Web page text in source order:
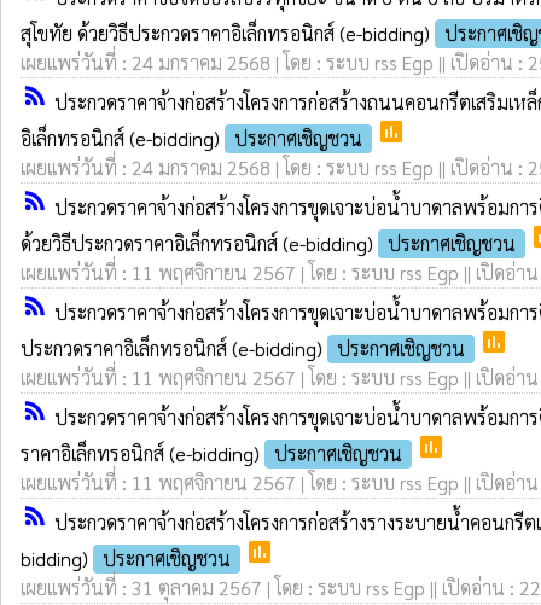
สุโขทัย ด้วยวิธีประกวดราคาอิเล็กทรอนิกส์ (e-bidding)
ประกาศเชิ
เผยแพร่วันที่ : 24 มกราคม 2568 | โดย : ระบบ rss Egp || เปิดอ่าน :
rss_feed ประกวดราคาจ้างก่อสร้างโครงการก่อสร้างถนนคอนกรีตเสริ
อิเล็กทรอนิกส์ (e-bidding)
ประกาศเชิญชวน poll
เผยแพร่วันที่ : 24 มกราคม 2568 | โดย : ระบบ rss Egp || เปิดอ่าน :
rss_feed ประกวดราคาจ้างก่อสร้างโครงการขุดเจาะบ่อน้ำบาดาลพร้อ
ด้วยวิธีประกวดราคาอิเล็กทรอนิกส์ (e-bidding)
ประกาศเชิญชวน
เผยแพร่วันที่ : 11 พฤศจิกายน 2567 | โดย : ระบบ rss Egp || เปิดอ่า
rss_feed ประกวดราคาจ้างก่อสร้างโครงการขุดเจาะบ่อน้ำบาดาลพร้อม
ประกวดราคาอิเล็กทรอนิกส์ (e-bidding)
ประกาศเชิญชวน poll
เผยแพร่วันที่ : 11 พฤศจิกายน 2567 | โดย : ระบบ rss Egp || เปิดอ่า
rss_feed ประกวดราคาจ้างก่อสร้างโครงการขุดเจาะบ่อน้ำบาดาลพร้อ
ราคาอิเล็กทรอนิกส์ (e-bidding)
ประกาศเชิญชวน poll
เผยแพร่วันที่ : 11 พฤศจิกายน 2567 | โดย : ระบบ rss Egp || เปิดอ่า
rss_feed ประกวดราคาจ้างก่อสร้างโครงการก่อสร้างรางระบายน้ำคอ
bidding)
ประกาศเชิญชวน poll
เผยแพร่วันที่ : 31 ตุลาคม 2567 | โดย : ระบบ rss Egp || เปิดอ่าน :